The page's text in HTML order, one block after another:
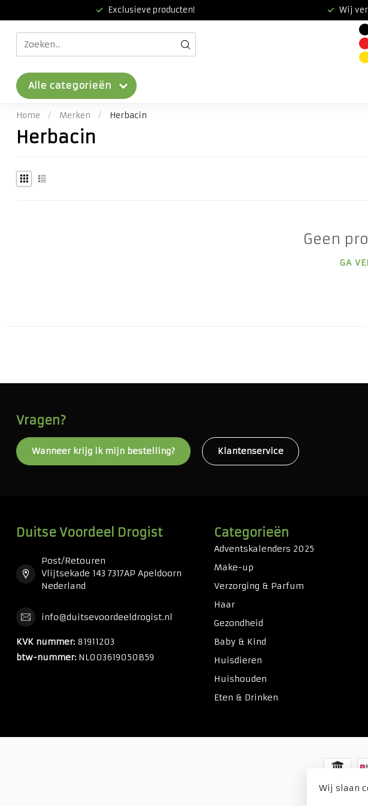
Exclusieve producten! Wij
Alle categorieën
Home / Merken / Herbacin
Herbacin
Geen
GA
Vragen?
Wanneer krijg ik mijn bestelling? Klantenservice
Duitse Voordeel Drogist
Post/Retouren
Vlijtsekade 143 7317AP Apeldoorn
Nederland
info@duitsevoordeeldrogist.nl
KVK nummer: 81911203
btw-nummer: NL003619050B59
Categorieën
Adventskalenders 2025
Make-up
Verzorging & Parfum
Haar
Gezondheid
Baby & Kind
Huisdieren
Huishouden
Eten & Drinken
©
Wij slaan